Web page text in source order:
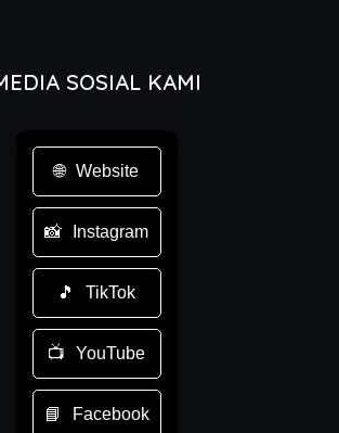
SOSIAL KAMI
Website
Instagram
TikTok
YouTube
Facebook